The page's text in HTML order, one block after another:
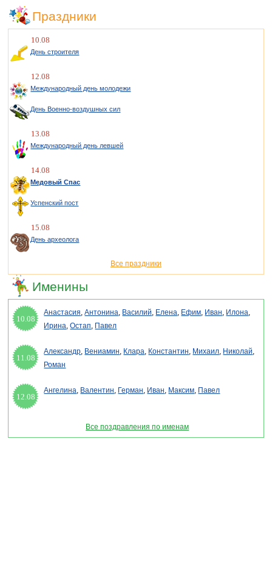
Праздники
10.08
День строителя
12.08
Международный день молодежи
День Военно-воздушных сил
13.08
Международный день левшей
14.08
Медовый Спас
Успенский пост
15.08
День археолога
Все праздники
Именины
10.08
Анастасия,Антонина, Василий, Елена, Ефим, Иван, Илона,
Ирина,Остап, Павел
11.08
Александр, Вениамин, Клара, Константин, Михаил, Николай,
Роман
12.08
Ангелина, Валентин, Герман, Иван, Максим, Павел
Все поздравления по именам